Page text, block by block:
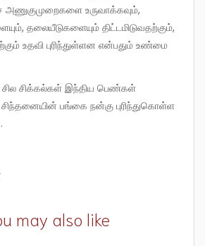
அணுகுமுறைகளை உருவாக்கவும்,
தலையீடுகளையும் திட்டமிடுவதற்கும்,
உதவி புரிந்துள்ளன என்பதும் உண்மை
பங்கை நன்கு புரிந்துகொள்ள
may also like